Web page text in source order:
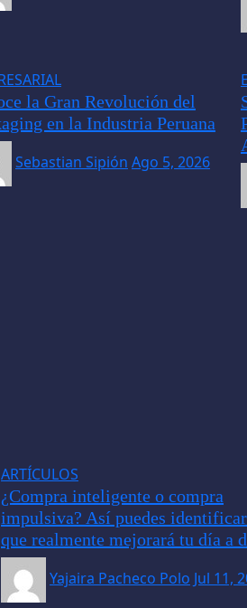
la Gran Revolución del
en la Industria Peruana
Sebastian Sipión Ago 5, 2026
ARTÍCULOS
¿Compra inteligente o compra
impulsiva? Así puedes
que realmente mejorará tu día a
Yajaira Pacheco Polo Jul 11,